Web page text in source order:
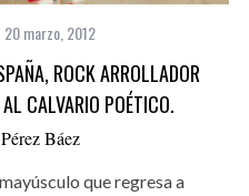
20 marzo, 2012
ROCK ARROLLADOR
CALVARIO POÉTICO.
Báez
que regresa a